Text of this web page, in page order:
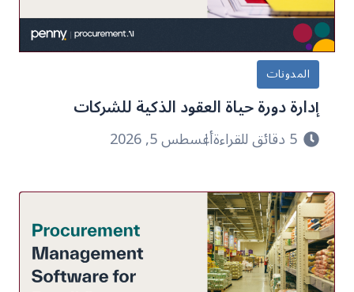
المدونات
إدارة دورة حياة العقود الذكية للشركات
5 دقائق للقراءة أغسطس 5, 2026